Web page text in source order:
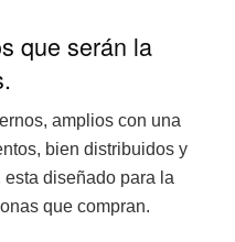
que serán la
amplios con una
bien distribuidos y
diseñado para la
que compran.